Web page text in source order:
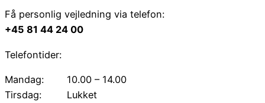
Få personlig vejledning via telefon:
+45 81 44 24 00
Telefontider:
Mandag:
10.00 – 14.00
Tirsdag:
Lukket